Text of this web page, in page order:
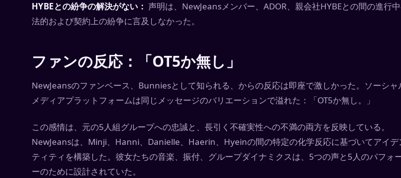
HYBEとの紛争の解決がない： 声明は、NewJeansメンバー、ADOR、親会社HYBEとの間の進行
法的および契約上の紛争に言及しなかった。
ファンの反応：「OT5か無し」
NewJeansのファンベース、Bunniesとして知られる、からの反応は即座で激しかった。ソーシャ
メディアプラットフォームは同じメッセージのバリエーションで溢れた：「OT5か無し。」
この感情は、元の5人組グループへの忠誠と、長引く不確実性への不満の両方を反映している。
NewJeansは、Minji、Hanni、Danielle、Haerin、Hyeinの間の特定の化学反応に基づいてアイデ
ティティを構築した。彼女たちの音楽、振付、グループダイナミクスは、5つの声と5人のパフォ
ーのために設計されていた。